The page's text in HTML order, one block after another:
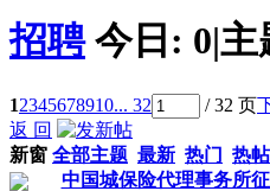
招聘 今日: 0|主
12345678910... 32 / 32 页
返 回
新窗 全部主题 最新 热门 热帖
中国城保险代理事务所